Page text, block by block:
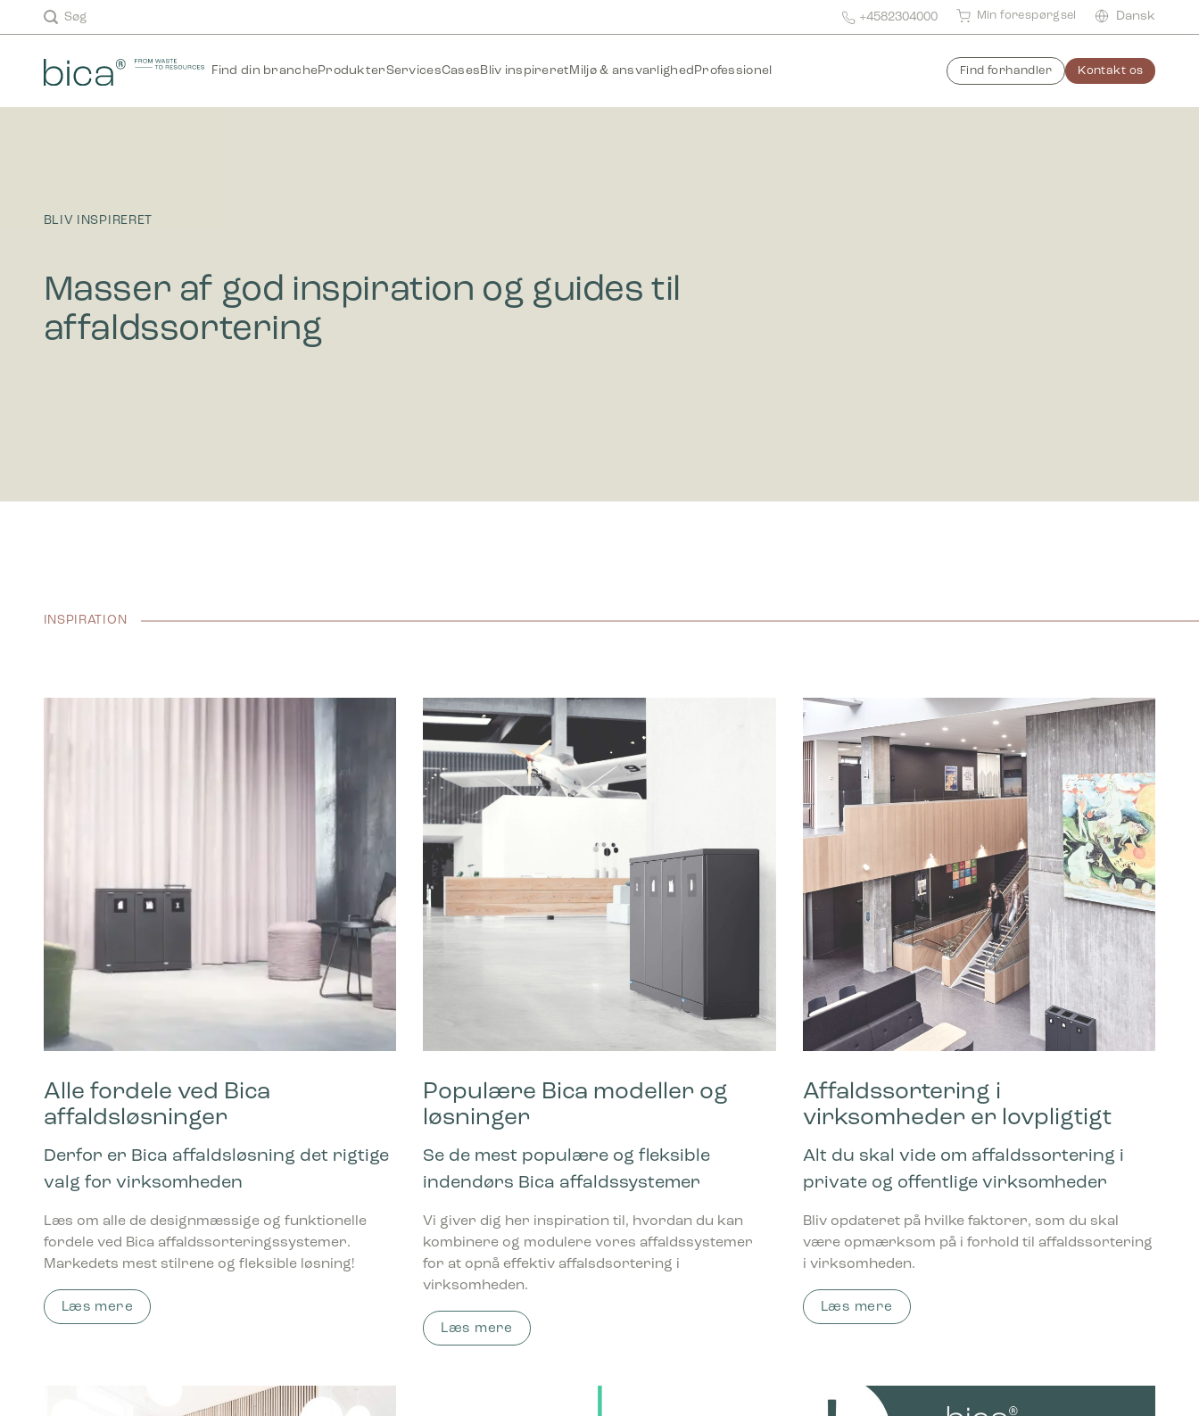
Fortsæt
til
Søg +4582304000 Min forespørgsel Dansk
Find din brancheProdukterServicesCases Bliv inspireret Miljø & ansvarlighed Professionel Find forhandler Kontakt os
BLIV INSPIRERET
Masser af god inspiration og guides til
affaldssortering
INSPIRATION
Alle fordele ved Bica
affaldsløsninger
Derfor er Bica affaldsløsning det rigtige
valg for virksomheden
Læs om alle de designmæssige og funktionelle
fordele ved Bica affaldssorteringssystemer.
Markedets mest stilrene og fleksible løsning!
Læs mere
Populære Bica modeller og
løsninger
Se de mest populære og fleksible
indendørs Bica affaldssystemer
Vi giver dig her inspiration til, hvordan du kan
kombinere og modulere vores affaldssystemer
for at opnå effektiv affalsdsortering i
virksomheden.
Læs mere
Affaldssortering i
virksomheder er lovpligtigt
Alt du skal vide om affaldssortering i
private og offentlige virksomheder
Bliv opdateret på hvilke faktorer, som du skal
være opmærksom på i forhold til affaldssortering
i virksomheden.
Læs mere